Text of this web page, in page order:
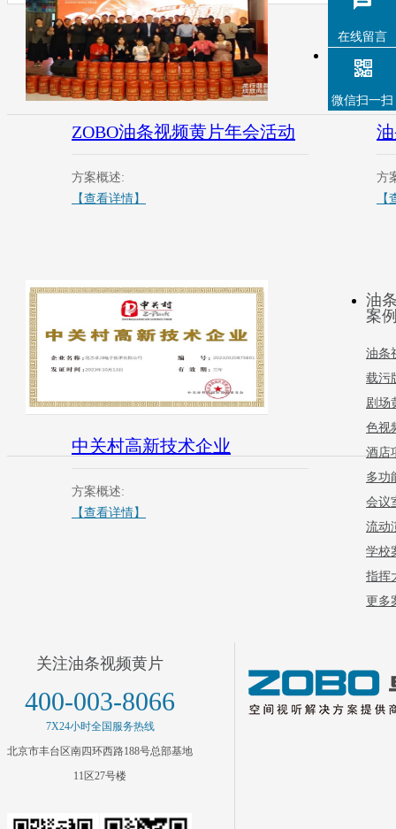
ZOBO油条视频黄片年会活动
方案概述:
【查看详情】
方
中关村高新技术企业
方案概述:
【查看详情】
油
案
油条
载污
剧场
色视
酒店
多功
会议
流动
学校
指挥
更多
关注油条视频黄片
400-003-8066
7X24小时全国服务热线
北京市丰台区南四环西路188号总部基地
11区27号楼
在线留言
微信扫一扫